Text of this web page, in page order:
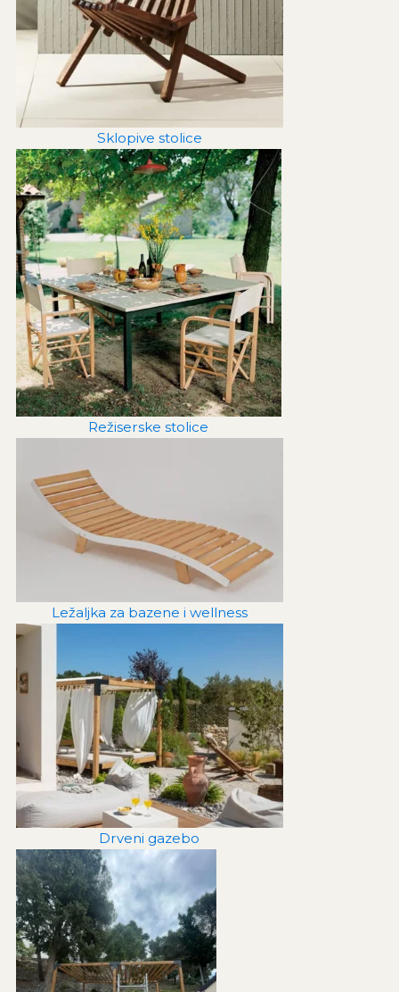
Sklopive stolice
Režiserske stolice
Ležaljka za bazene i wellness
Drveni gazebo